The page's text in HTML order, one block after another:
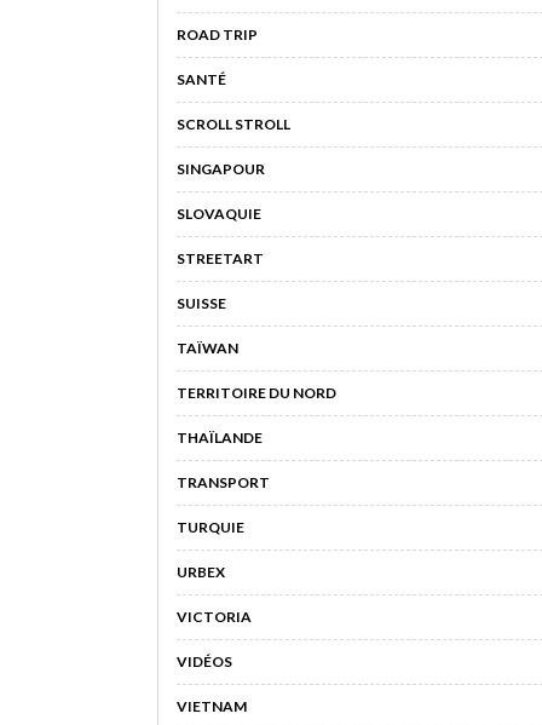
ROAD TRIP
SANTÉ
SCROLL STROLL
SINGAPOUR
SLOVAQUIE
STREETART
SUISSE
TAÏWAN
TERRITOIRE DU NORD
THAÏLANDE
TRANSPORT
TURQUIE
URBEX
VICTORIA
VIDÉOS
VIETNAM